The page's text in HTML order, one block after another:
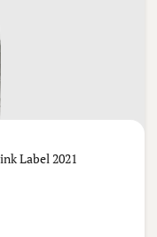
Label 2021